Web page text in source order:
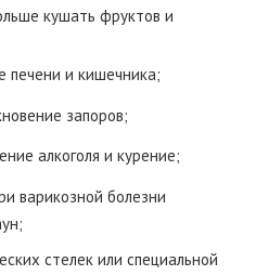
кушать фруктов и
печени и кишечника;
запоров;
алкоголя и курение;
варикозной болезни
стелек или специальной